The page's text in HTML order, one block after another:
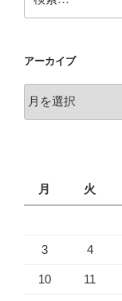
索:
アーカイブ
ー
月
火
3 4
10 11